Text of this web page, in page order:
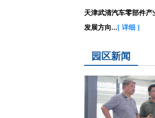
天津武清汽车零部件
发展方向... [ 详细 ]
园区新闻